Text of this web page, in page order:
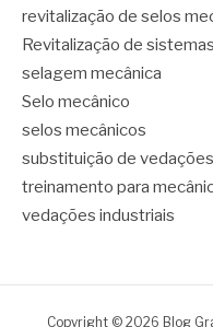
revitalização de selos
Revitalização de
selagem mecânica
Selo mecânico
selos mecânicos
substituição de vedações
treinamento para
vedações industriais
Copyright © 2026 Blog